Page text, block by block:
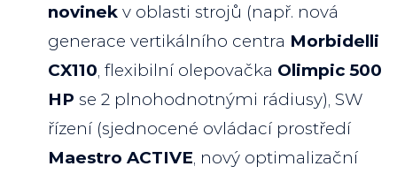
novinekv oblasti strojů (např. nová
generace vertikálního centra Morbidelli
CX110, flexibilní olepovačka Olimpic 500
HP se 2 plnohodnotnými rádiusy), SW
řízení (sjednocené ovládací prostředí
Maestro ACTIVE, nový optimalizační